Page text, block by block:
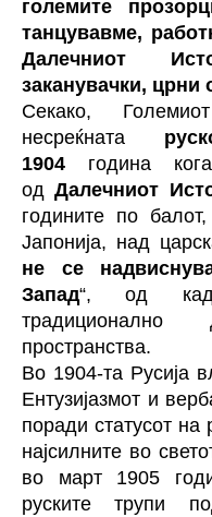
големите
танцувавме,
Далечниот
заканувачки, црни
Секако,
несреќната
1904
година
од Далечниот
годините по
Јапонија, над
не се
Запад“, од
пространства.
Во 1904-та Русија
Ентузијазмот и
поради статусот на
најсилните во
во март 1905
руските трупи